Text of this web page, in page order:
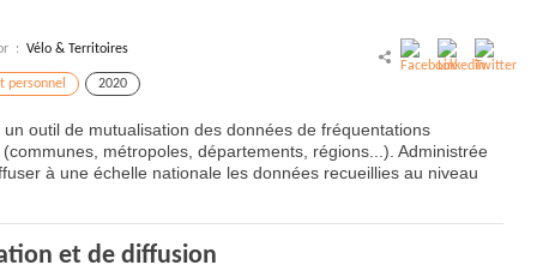
: Vélo & Territoires
personnel 2020
outil de mutualisation des données de fréquentations
métropoles, départements, régions...). Administrée
à une échelle nationale les données recueillies au niveau
et de diffusion